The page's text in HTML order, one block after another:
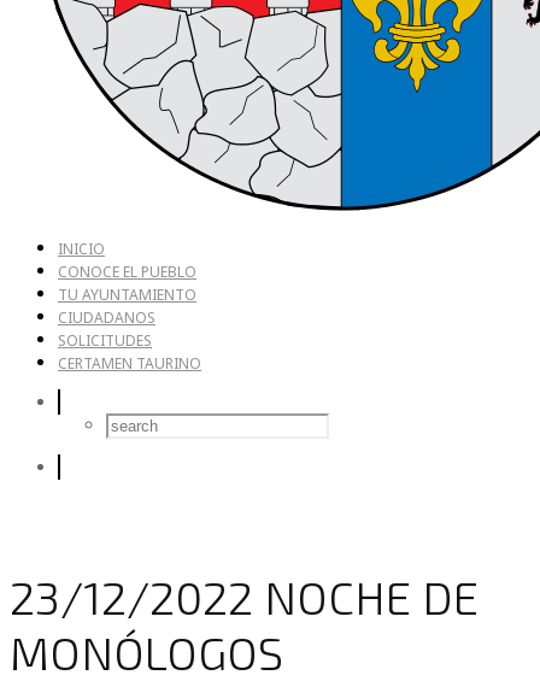
INICIO
CONOCE EL PUEBLO
TU AYUNTAMIENTO
CIUDADANOS
SOLICITUDES
CERTAMEN TAURINO
23/12/2022 NOCHE DE
MONÓLOGOS